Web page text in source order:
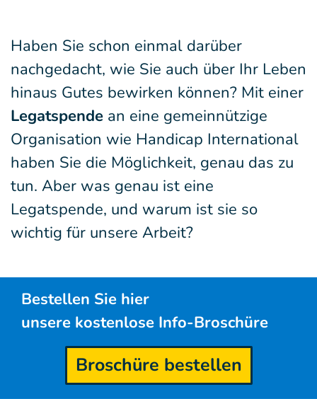
Haben Sie schon einmal darüber
nachgedacht, wie Sie auch über Ihr Leben
hinaus Gutes bewirken können? Mit einer
Legatspende an eine gemeinnützige
Organisation wie Handicap International
haben Sie die Möglichkeit, genau das zu
tun. Aber was genau ist eine
Legatspende, und warum ist sie so
wichtig für unsere Arbeit?
Bestellen Sie hier
unsere kostenlose Info-Broschüre
Broschüre bestellen